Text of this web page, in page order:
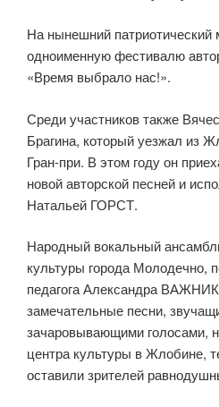
На нынешний патриотический
одноименную фестивалю
«Время выбрало нас!».
Среди участников также
Брагина, который уезжал из
Гран-при. В этом году он
новой авторской песней и
Натальей ГОРСТ.
Народный вокальный
культуры города Молодечно,
педагога Александра
замечательные песни,
зачаровывающими голосами,
центра культуры в Жлобине,
оставили зрителей